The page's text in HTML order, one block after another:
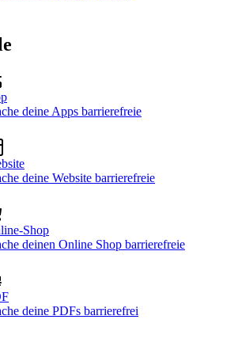
deine Apps barrierefreie
deine Website barrierefreie
Shop
deinen Online Shop barrierefreie
deine PDFs barrierefrei